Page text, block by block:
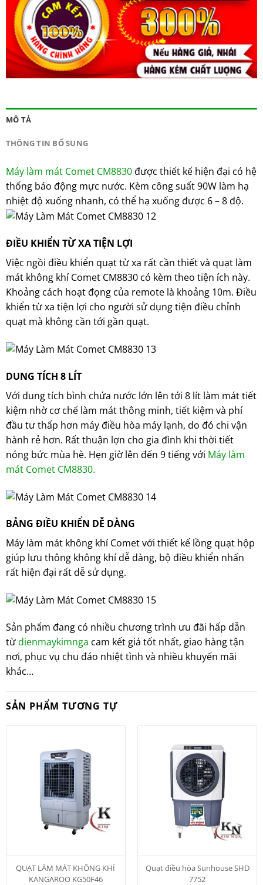
MÔ TẢ
THÔNG TIN BỔ SUNG
Máy làm mát Comet CM8830được thiết kế hiện đại có hệ
thống báo động mực nước. Kèm công suất 90W làm hạ
nhiệt độ xuống nhanh, có thể hạ xuống được 6 – 8 độ.
ĐIỀU KHIỂN TỪ XA TIỆN LỢI
Việc ngồi điều khiển quạt từ xa rất cần thiết và quạt làm
mát không khí Comet CM8830 có kèm theo tiện ích này.
Khoảng cách hoạt đọng của remote là khoảng 10m. Điều
khiển từ xa tiện lợi cho người sử dụng tiện điều chỉnh
quạt mà không cần tới gần quạt.
DUNG TÍCH 8 LÍT
Với dung tích bình chứa nước lớn lên tới 8 lít làm mát tiết
kiệm nhờ cơ chế làm mát thông minh, tiết kiệm và phí
đầu tư thấp hơn máy điều hòa máy lạnh, do đó chi vận
hành rẻ hơn. Rất thuận lợn cho gia đình khi thời tiết
nóng bức mùa hè. Hẹn giờ lên đến 9 tiếng với Máy làm
mát Comet CM8830.
BẢNG ĐIỀU KHIỂN DỄ DÀNG
Máy làm mát không khí Comet với thiết kế lồng quạt hộp
giúp lưu thông không khí dễ dàng, bộ điều khiển nhấn
rất hiện đại rất dễ sử dụng.
Sản phẩm đang có nhiều chương trình ưu đãi hấp dẫn
từdienmaykimnga cam kết giá tốt nhất, giao hàng tận
nơi, phục vụ chu đáo nhiệt tình và nhiều khuyến mãi
khác…
SẢN PHẨM TƯƠNG TỰ
QUẠT LÀM MÁT KHÔNG KHÍ
KANGAROO KG50F46
Quạt điều hòa Sunhouse SHD
7752